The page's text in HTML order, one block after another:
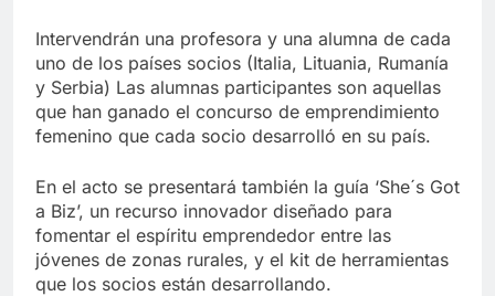
Intervendrán una profesora y una alumna de cada
uno de los países socios (Italia, Lituania, Rumanía
y Serbia) Las alumnas participantes son aquellas
que han ganado el concurso de emprendimiento
femenino que cada socio desarrolló en su país.
En el acto se presentará también la guía ‘She´s Got
a Biz’, un recurso innovador diseñado para
fomentar el espíritu emprendedor entre las
jóvenes de zonas rurales, y el kit de herramientas
que los socios están desarrollando.